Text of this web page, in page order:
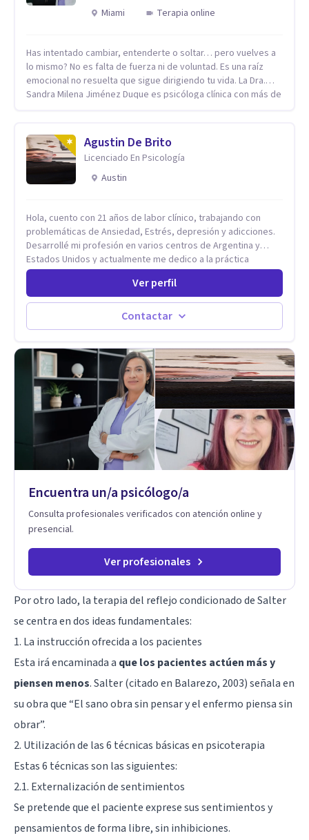
Miami Terapia online
Has intentado cambiar, entenderte o soltar… pero vuelves a
lo mismo? No es falta de fuerza ni de voluntad. Es una raíz
emocional no resuelta que sigue dirigiendo tu vida. La Dra.
Sandra Milena Jiménez Duque es psicóloga clínica con más de
ansiedad, la baja autoestima, la dependencia emocional y los
conflictos de pareja. Ha trabajado con pacientes en
diferentes países, acompañando procesos complejos. Su
enfoque terapéutico se diferencia por una premisa clara: no
sistema emocional, reprocesamiento de heridas de la
infancia y reestructuración cognitiva profunda, permitiendo
transformar patrones, emociones y decisiones desde su
origen. Si buscas un proceso superficial, este no es el lugar.
Pero si estás listo(a) para comprender, sanar y transformar la
raíz de lo que te ocurre, la Dra. Sandra Milena Jiménez Duque
es una de las mejores opciones para acompañarte. Porque
cuando sanas tu mundo interno, cambias tu forma de pensar,
de elegir y de vivir.
Agustin De Brito
Licenciado En Psicología
Austin
Hola, cuento con 21 años de labor clínico, trabajando con
problemáticas de Ansiedad, Estrés, depresión y adicciones.
Desarrollé mi profesión en varios centros de Argentina y
Estados Unidos y actualmente me dedico a la práctica
privada. Utilizo terapias cognitivas conductuales basadas en
evidencia científica con comprobados resultados. Los
objetivos terapéuticos están centrados en brindar
herramientas concretas para el cambio, que permitan
desarrollar nuevas habilidades y estrategias basadas en la
Ver perfil
Contactar
Encuentra un/a psicólogo/a
Consulta profesionales verificados con atención online y
presencial.
Ver profesionales
Por otro lado, la terapia del reflejo condicionado de Salter
se centra en dos ideas fundamentales:
1. La instrucción ofrecida a los pacientes
Esta irá encaminada a que los pacientes actúen más y
piensen menos. Salter (citado en Balarezo, 2003) señala en
su obra que “El sano obra sin pensar y el enfermo piensa sin
obrar”.
2. Utilización de las 6 técnicas básicas en psicoterapia
Estas 6 técnicas son las siguientes:
2.1. Externalización de sentimientos
Se pretende que el paciente exprese sus sentimientos y
pensamientos de forma libre, sin inhibiciones.